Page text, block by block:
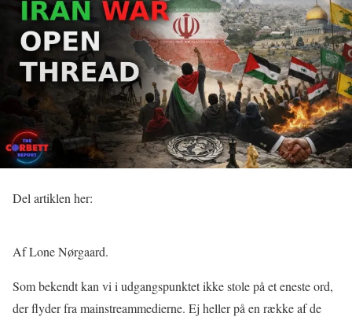
Del artiklen her:
Af Lone Nørgaard.
Som bekendt kan vi i udgangspunktet ikke stole på et eneste ord,
der flyder fra mainstreammedierne. Ej heller på en række af de